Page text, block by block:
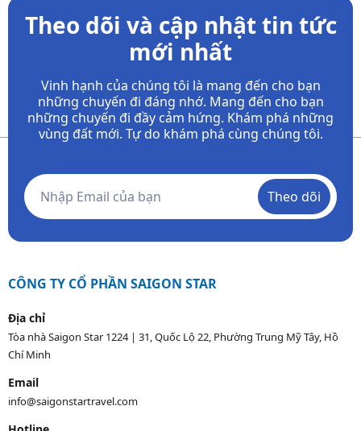
Theo dõi và cập nhật tin tức
mới nhất
Vinh hạnh của chúng tôi là mang đến cho bạn
những chuyến đi đáng nhớ. Mang đến cho bạn
những chuyến đi đầy cảm hứng. Khám phá những
vùng đất mới. Tự do khám phá cùng chúng tôi.
Theo dõi
CÔNG TY CỔ PHẦN SAIGON STAR
Địa chỉ
Tòa nhà Saigon Star 1224 | 31, Quốc Lộ 22, Phường Trung Mỹ Tây, Hồ
Chí Minh
Email
info@saigonstartravel.com